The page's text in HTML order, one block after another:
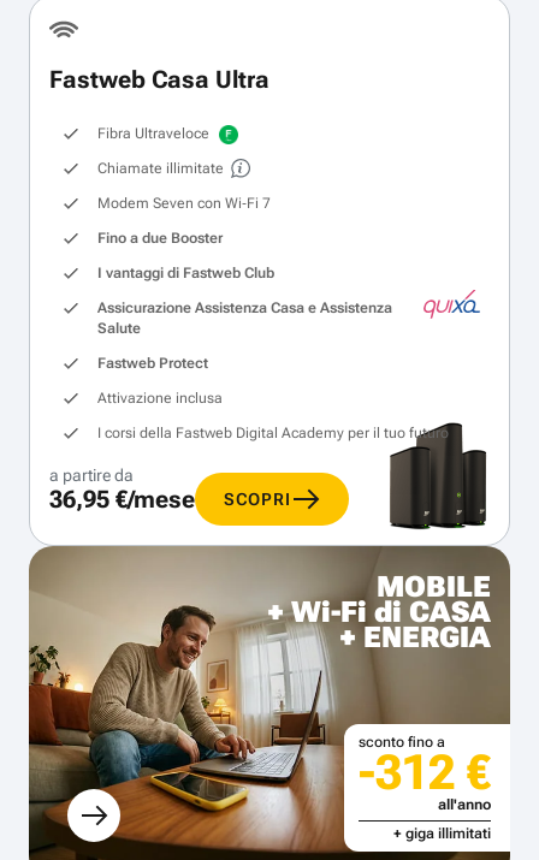
Fastweb Casa Ultra
Fibra Ultraveloce
Chiamate illimitate
Modem Seven con Wi‑Fi 7
Fino a due Booster
I vantaggi di Fastweb Club
Assicurazione Assistenza Casa e Assistenza
Salute
Fastweb Protect
Attivazione inclusa
I corsi della Fastweb Digital Academy per il tuo futuro
a partire da
36,95 €/mese SCOPRI
MOBILE
+ Wi-Fi di CASA
+ ENERGIA
sconto fino a
-312 €
all'anno
+ giga illimitati